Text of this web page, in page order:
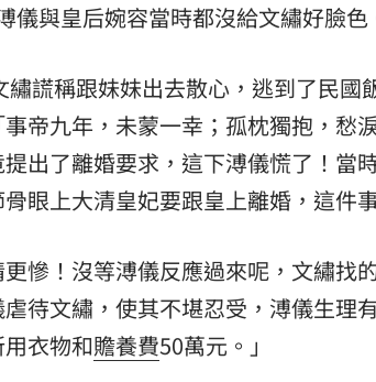
儀與皇后婉容當時都沒給文繡好臉色
繡謊稱跟妹妹出去散心，逃到了民
帝九年，未蒙一幸；孤枕獨抱，愁
出了離婚要求，這下溥儀慌了！當
眼上大清皇妃要跟皇上離婚，這件
慘！沒等溥儀反應過來呢，文繡找
待文繡，使其不堪忍受，溥儀生理
衣物和贍養費50萬元。」